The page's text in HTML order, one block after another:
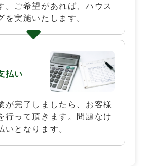
。ご希望があれば、ハウス
を実施いたします。
払い
が完了しましたら、お客様
行って頂きます。問題なけ
いとなります。